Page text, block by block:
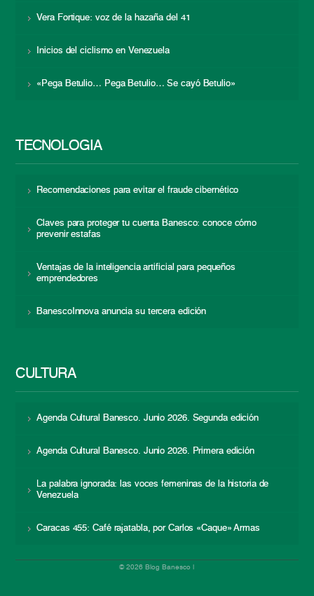
Vera Fortique: voz de la hazaña del 41
Inicios del ciclismo en Venezuela
«Pega Betulio… Pega Betulio… Se cayó Betulio»
TECNOLOGÍA
Recomendaciones para evitar el fraude cibernético
Claves para proteger tu cuenta Banesco: conoce cómo
prevenir estafas
Ventajas de la inteligencia artificial para pequeños
emprendedores
BanescoInnova anuncia su tercera edición
CULTURA
Agenda Cultural Banesco. Junio 2026. Segunda edición
Agenda Cultural Banesco. Junio 2026. Primera edición
La palabra ignorada: las voces femeninas de la historia de
Venezuela
Caracas 455: Café rajatabla, por Carlos «Caque» Armas
© 2026 Blog Banesco |